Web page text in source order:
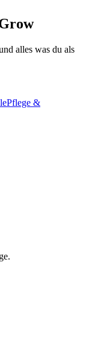
alles was du als
Pflege &